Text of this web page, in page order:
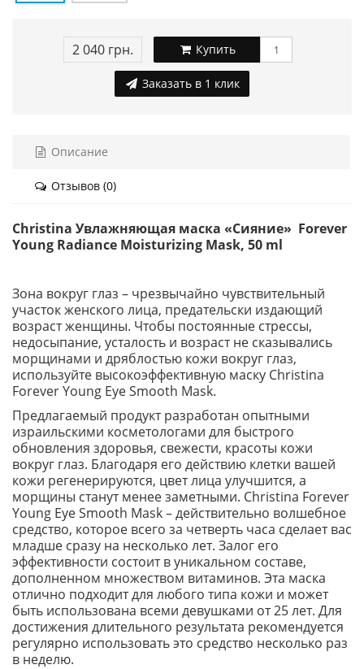
2 040 грн. Купить
Заказать в 1 клик
Описание
Отзывов (0)
Christina Увлажняющая маска «Сияние» Forever
Young Radiance Moisturizing Mask, 50 ml
Зона вокруг глаз – чрезвычайно чувствительный
участок женского лица, предательски издающий
возраст женщины. Чтобы постоянные стрессы,
недосыпание, усталость и возраст не сказывались
морщинами и дряблостью кожи вокруг глаз,
используйте высокоэффективную маску Christina
Forever Young Eye Smooth Mask.
Предлагаемый продукт разработан опытными
израильскими косметологами для быстрого
обновления здоровья, свежести, красоты кожи
вокруг глаз. Благодаря его действию клетки вашей
кожи регенерируются, цвет лица улучшится, а
морщины станут менее заметными. Christina Forever
Young Eye Smooth Mask – действительно волшебное
средство, которое всего за четверть часа сделает вас
младше сразу на несколько лет. Залог его
эффективности состоит в уникальном составе,
дополненном множеством витаминов. Эта маска
отлично подходит для любого типа кожи и может
быть использована всеми девушками от 25 лет. Для
достижения длительного результата рекомендуется
регулярно использовать это средство несколько раз
в неделю.